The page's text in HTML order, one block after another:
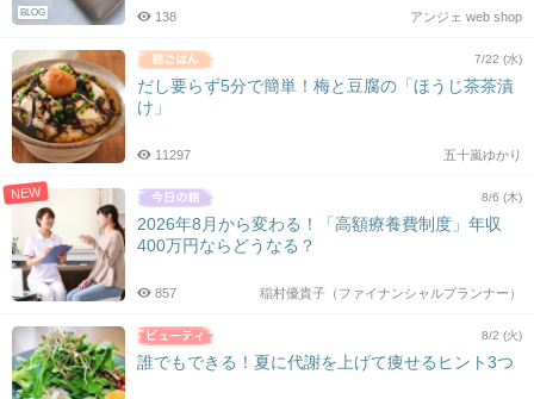
BLOG アンジェ web shop
138
7/22 (水)
だし要らず5分で簡単！梅と豆腐の「ほうじ茶茶漬
け」
五十嵐ゆかり
11297
NEW 8/6 (木)
2026年8月から変わる！「高額療養費制度」年収
400万円ならどうなる？
稲村優貴子（ファイナンシャルプランナー）
857
8/2 (火)
誰でもできる！夏に代謝を上げて痩せるヒント3つ